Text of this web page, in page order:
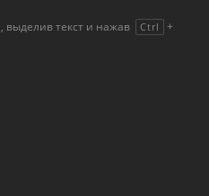
текст и нажав Ctrl +